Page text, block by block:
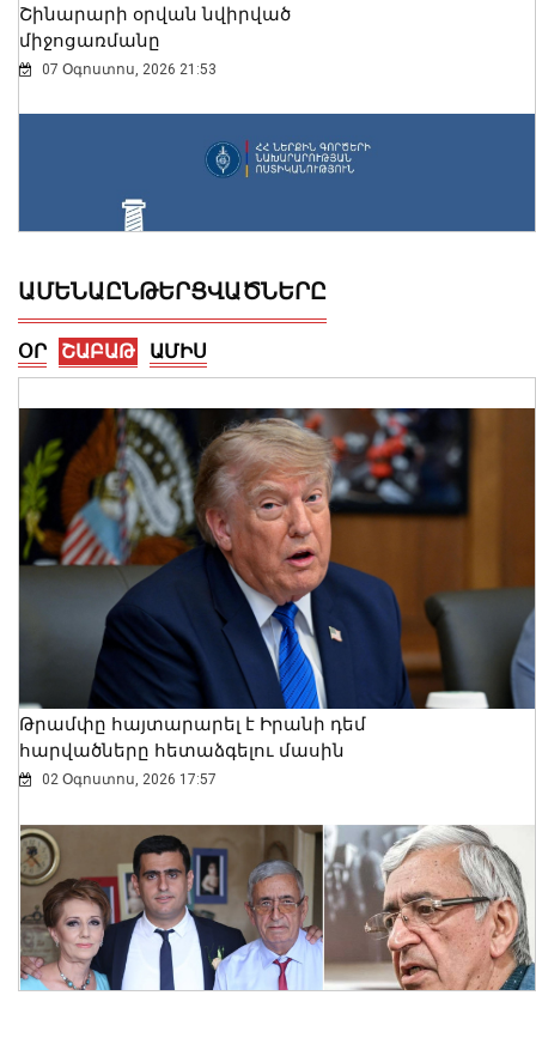
Շինարարի օրվան նվիրված
միջոցառմանը
07 Օգոստոս, 2026 21:53
Վայոց ձորի քրեական ոստիկանները
դանակահարության դեպք են
բացահայտել․ կատարվում է
նախաքննություն
07 Օգոստոս, 2026 21:30
Արթուր Խուդինյանը նշանակվել է ՓԾ
տնօրենի տեղակալ․ Արամ
Ղազարյանն անձնակազմին է
ներկայացրել նորանշանակ
ԱՄԵՆԱԸՆԹԵՐՑՎԱԾՆԵՐԸ
ՕՐ ՇԱԲԱԹ ԱՄԻՍ
Թրամփը հայտարարել է Իրանի դեմ
հարվածները հետաձգելու մասին
02 Օգոստոս, 2026 17:57